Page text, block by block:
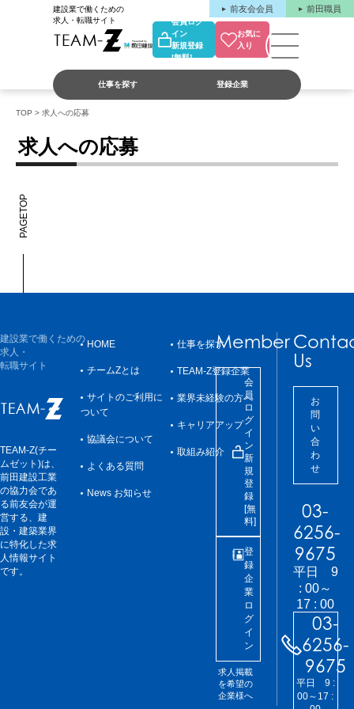
建設業で働くための
求人・転職サイト
会員ログ
イン
新規登録
[無料]
お気に
入り
前友会会員 前田職員
仕事を探す 登録企業
TOP > 求人への応募
求人への応募
PAGETOP
建設業で働くための
求人・
転職サイト
TEAM-Z(チー
ムゼット)は、
前田建設工業
の協力会であ
る前友会が運
営する、建
設・建築業界
に特化した求
人情報サイト
です。
HOME
チームZとは
サイトのご利用に
ついて
協議会について
よくある質問
News お知らせ
仕事を探す
TEAM-Z登録企業
業界未経験の方へ
キャリアアップ
取組み紹介
Member
会
員
ロ
グ
イ
ン
新
規
登
録
[無
料]
登
録
企
業
ロ
グ
イ
ン
求人掲載
を希望の
企業様へ
Us
お
問
い
合
わ
せ
03-
6256-
9675
平日 9
: 00～
17 : 00
03-
6256-
9675
平日 9 :
00～17 :